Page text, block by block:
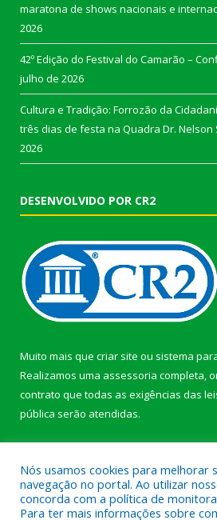
maratona de shows nacionais e
2026
42º Edição do Festival do Camarão –
julho de 2026
Cultura e Tradição: Forrozão da
três dias de festa na Quadra Dr. Nelson
2026
DESENVOLVIDO POR CR2
Muito mais que criar site ou sistema
Realizamos uma assessoria completa,
contrato que todas as exigências das
pública serão atendidas.
Nós usamos cookies para melhorar
navegação no portal. Ao utilizar
concorda com a política de
Para ter mais informações sobre